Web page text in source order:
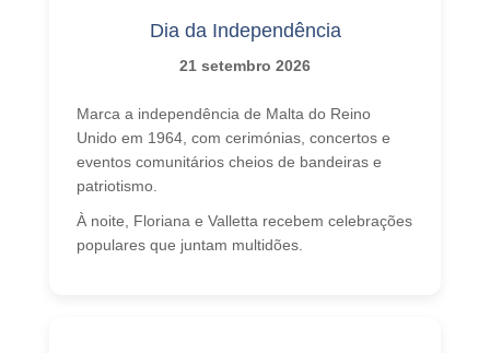
Dia da Independência
21 setembro 2026
Marca a independência de Malta do Reino
Unido em 1964, com cerimónias, concertos e
eventos comunitários cheios de bandeiras e
patriotismo.
À noite, Floriana e Valletta recebem celebrações
populares que juntam multidões.